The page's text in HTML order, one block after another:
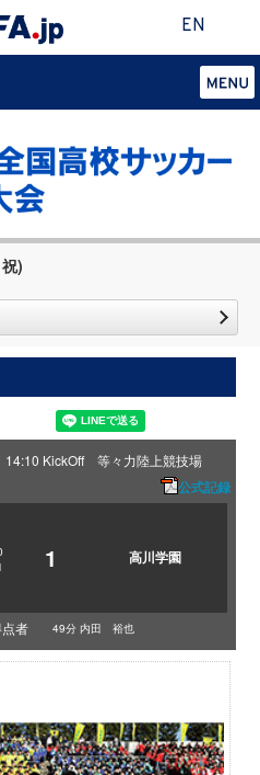
EN
)
KickOff 等々力陸上競技場
公式記録
1 高川学園
者 49分 内田 裕也